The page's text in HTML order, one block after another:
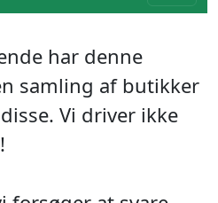
har denne
samling af butikker
Vi driver ikke